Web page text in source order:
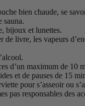
bien chaude, se
sauna.
bijoux et lunettes.
de livre, les vapeurs
d’un maximum de 10
et de pauses de 15
pour s’asseoir ou
pas responsables des